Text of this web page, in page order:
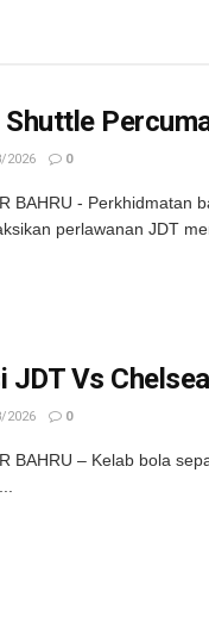
Shuttle
2026 0
BAHRU - Perkhidmatan
perlawanan JDT
JDT Vs
2026 0
BAHRU – Kelab bola